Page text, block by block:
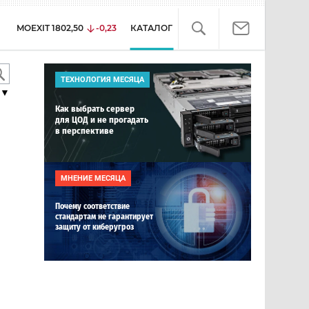
MOEXIT 1802,50 -0,23 КАТАЛОГ
ТЕХНОЛОГИЯ МЕСЯЦА
Как выбрать сервер
для ЦОД и не прогадать
в перспективе
МНЕНИЕ МЕСЯЦА
Почему соответствие
стандартам не гарантирует
защиту от киберугроз